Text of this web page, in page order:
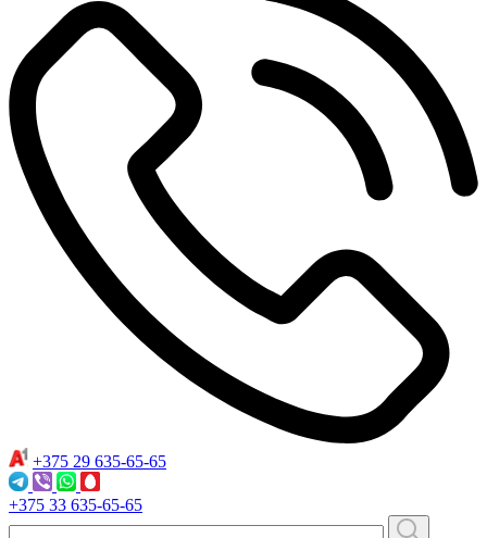
+375 29 635-65-65
+375 33 635-65-65